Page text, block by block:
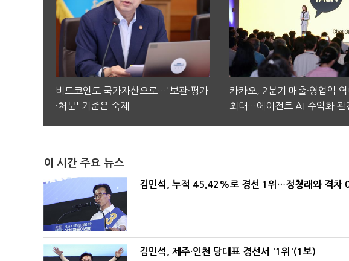
비트코인도 국가자산으로…'보관·평가
·처분' 기준은 숙제
카카오, 2분기 매출·영업익 역
최대…에이전트 AI 수익화 관
이 시간 주요 뉴스
김민석, 누적 45.42%로 경선 1위…정청래와 격
김민석, 제주·인천 당대표 경선서 '1위'(1보)